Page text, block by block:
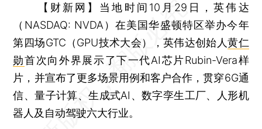
【财新网】 当地时间10月29日，英伟达
（NASDAQ: NVDA）在美国华盛顿特区举办今年
第四场GTC（GPU技术大会），英伟达创始人黄仁
勋首次向外界展示了下一代AI芯片Rubin-Vera样
片，并宣布了更多场景用例和客户合作，贯穿6G通
信、量子计算、生成式AI、数字孪生工厂、人形机
器人及自动驾驶六大行业。